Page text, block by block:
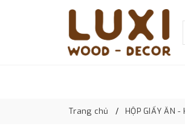
Trang chủ HỘP GIẤY ĂN -